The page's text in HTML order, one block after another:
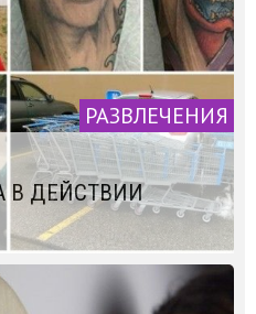
РАЗВЛЕЧЕНИЯ
В ДЕЙСТВИИ